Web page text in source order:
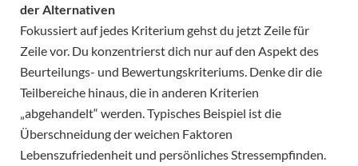
der Alternativen
Fokussiert auf jedes Kriterium gehst du jetzt Zeile für
Zeile vor. Du konzentrierst dich nur auf den Aspekt des
Beurteilungs- und Bewertungskriteriums. Denke dir die
Teilbereiche hinaus, die in anderen Kriterien
„abgehandelt“ werden. Typisches Beispiel ist die
Überschneidung der weichen Faktoren
Lebenszufriedenheit und persönliches Stressempfinden.